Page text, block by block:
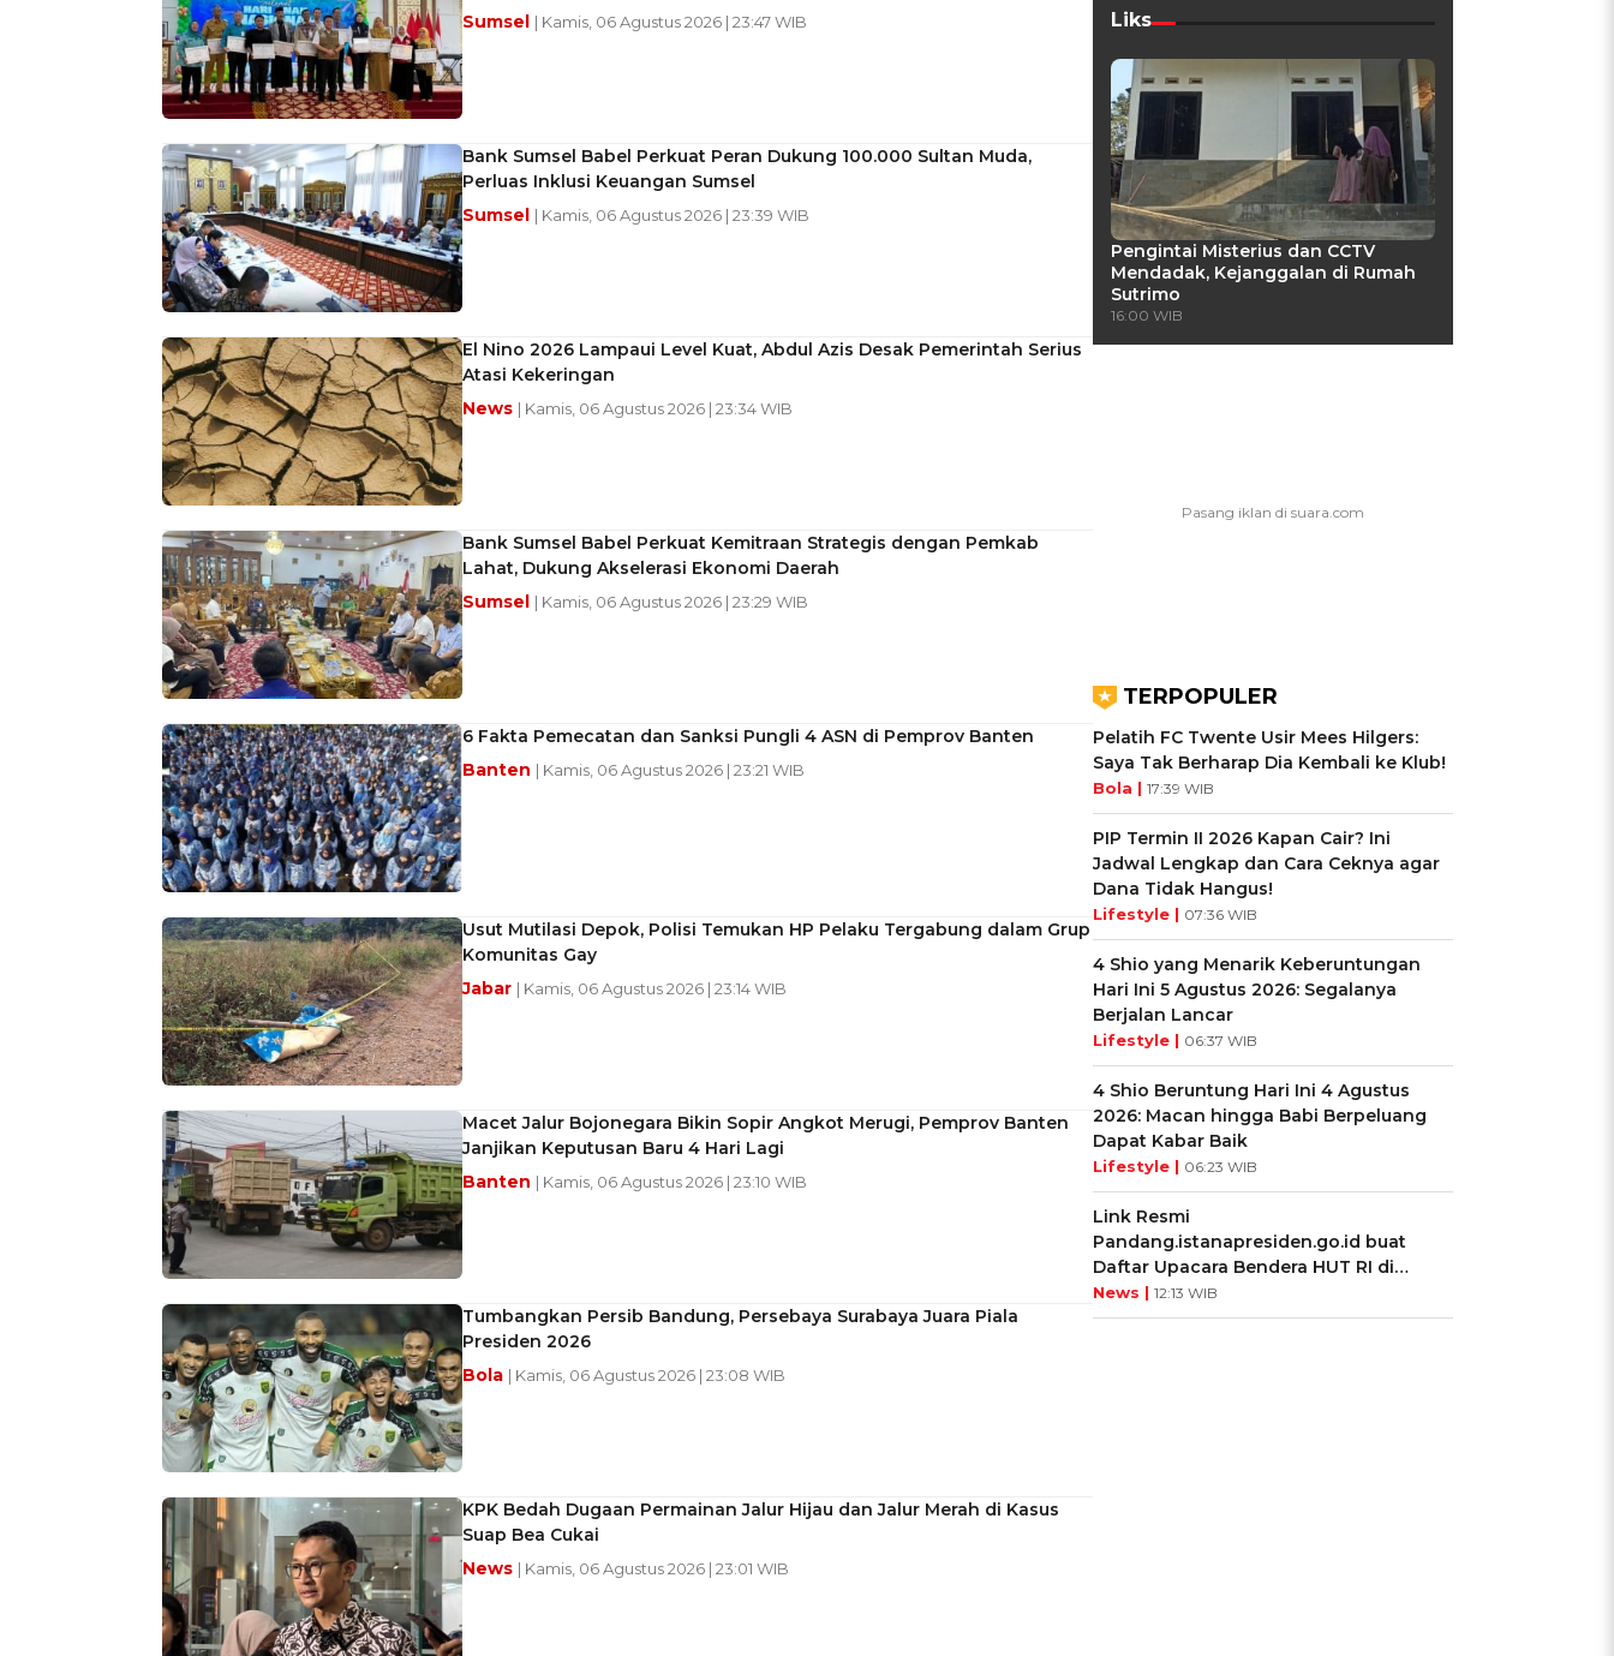
Sumsel | Kamis, 06 Agustus 2026 | 23:47 WIB
Bank Sumsel Babel Perkuat Peran Dukung 100.000 Sultan Muda,
Perluas Inklusi Keuangan Sumsel
Sumsel | Kamis, 06 Agustus 2026 | 23:39 WIB
El Nino 2026 Lampaui Level Kuat, Abdul Azis Desak Pemerintah Serius
Atasi Kekeringan
News | Kamis, 06 Agustus 2026 | 23:34 WIB
Bank Sumsel Babel Perkuat Kemitraan Strategis dengan Pemkab
Lahat, Dukung Akselerasi Ekonomi Daerah
Sumsel | Kamis, 06 Agustus 2026 | 23:29 WIB
6 Fakta Pemecatan dan Sanksi Pungli 4 ASN di Pemprov Banten
Banten | Kamis, 06 Agustus 2026 | 23:21 WIB
Usut Mutilasi Depok, Polisi Temukan HP Pelaku Tergabung dalam Grup
Komunitas Gay
Jabar | Kamis, 06 Agustus 2026 | 23:14 WIB
Macet Jalur Bojonegara Bikin Sopir Angkot Merugi, Pemprov Banten
Janjikan Keputusan Baru 4 Hari Lagi
Banten | Kamis, 06 Agustus 2026 | 23:10 WIB
Tumbangkan Persib Bandung, Persebaya Surabaya Juara Piala
Presiden 2026
Bola | Kamis, 06 Agustus 2026 | 23:08 WIB
KPK Bedah Dugaan Permainan Jalur Hijau dan Jalur Merah di Kasus
Suap Bea Cukai
News | Kamis, 06 Agustus 2026 | 23:01 WIB
Liks
Pengintai Misterius dan CCTV
Mendadak, Kejanggalan di Rumah
Sutrimo
16:00 WIB
TERPOPULER
Pelatih FC Twente Usir Mees Hilgers:
Saya Tak Berharap Dia Kembali ke Klub!
Bola | 17:39 WIB
PIP Termin II 2026 Kapan Cair? Ini
Jadwal Lengkap dan Cara Ceknya agar
Dana Tidak Hangus!
Lifestyle | 07:36 WIB
4 Shio yang Menarik Keberuntungan
Hari Ini 5 Agustus 2026: Segalanya
Berjalan Lancar
Lifestyle | 06:37 WIB
4 Shio Beruntung Hari Ini 4 Agustus
2026: Macan hingga Babi Berpeluang
Dapat Kabar Baik
Lifestyle | 06:23 WIB
Link Resmi
Pandang.istanapresiden.go.id buat
Daftar Upacara Bendera HUT RI di
Istana Negara
News | 12:13 WIB